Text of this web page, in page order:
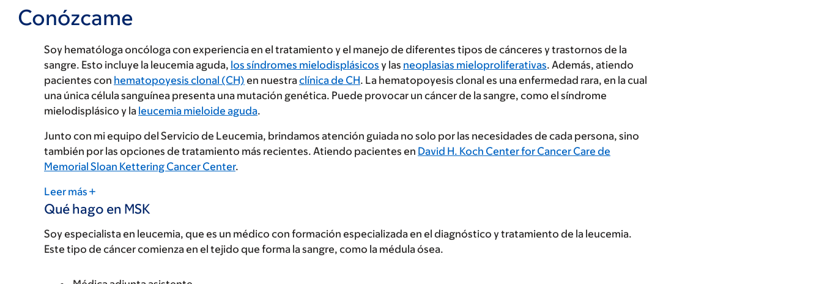
Conózcame
Soy hematóloga oncóloga con experiencia en el tratamiento y el manejo de diferentes tipos de cánceres y trastornos de la
sangre. Esto incluye la leucemia aguda, los síndromes mielodisplásicos y las neoplasias mieloproliferativas. Además, atiendo
pacientes con hematopoyesis clonal (CH) en nuestraclínica de CH. La hematopoyesis clonal es una enfermedad rara, en la cual
una única célula sanguínea presenta una mutación genética. Puede provocar un cáncer de la sangre, como el síndrome
mielodisplásico y la leucemia mieloide aguda.
Junto con mi equipo del Servicio de Leucemia, brindamos atención guiada no solo por las necesidades de cada persona, sino
también por las opciones de tratamiento más recientes. Atiendo pacientes en David H. Koch Center for Cancer Care de
Memorial Sloan Kettering Cancer Center.
Leer más
Qué hago en MSK
Soy especialista en leucemia, que es un médico con formación especializada en el diagnóstico y tratamiento de la leucemia.
Este tipo de cáncer comienza en el tejido que forma la sangre, como la médula ósea.